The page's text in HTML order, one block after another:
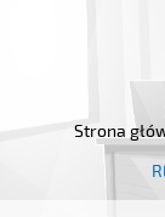
Strona